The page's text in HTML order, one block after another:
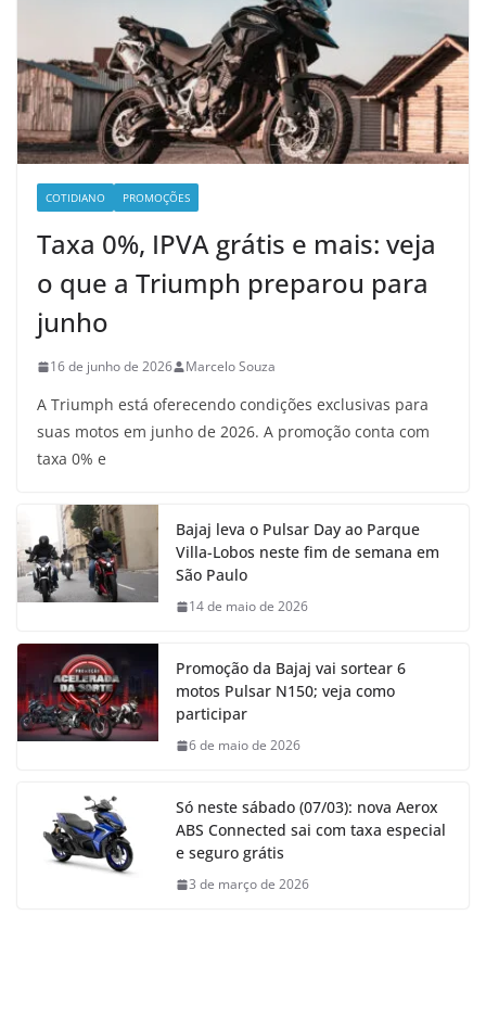
COTIDIANO PROMOÇÕES
Taxa 0%, IPVA grátis e mais: veja
o que a Triumph preparou para
junho
16 de junho de 2026 Marcelo Souza
A Triumph está oferecendo condições exclusivas para
suas motos em junho de 2026. A promoção conta com
taxa 0% e
Bajaj leva o Pulsar Day ao Parque
Villa-Lobos neste fim de semana em
São Paulo
14 de maio de 2026
Promoção da Bajaj vai sortear 6
motos Pulsar N150; veja como
participar
6 de maio de 2026
Só neste sábado (07/03): nova Aerox
ABS Connected sai com taxa especial
e seguro grátis
3 de março de 2026